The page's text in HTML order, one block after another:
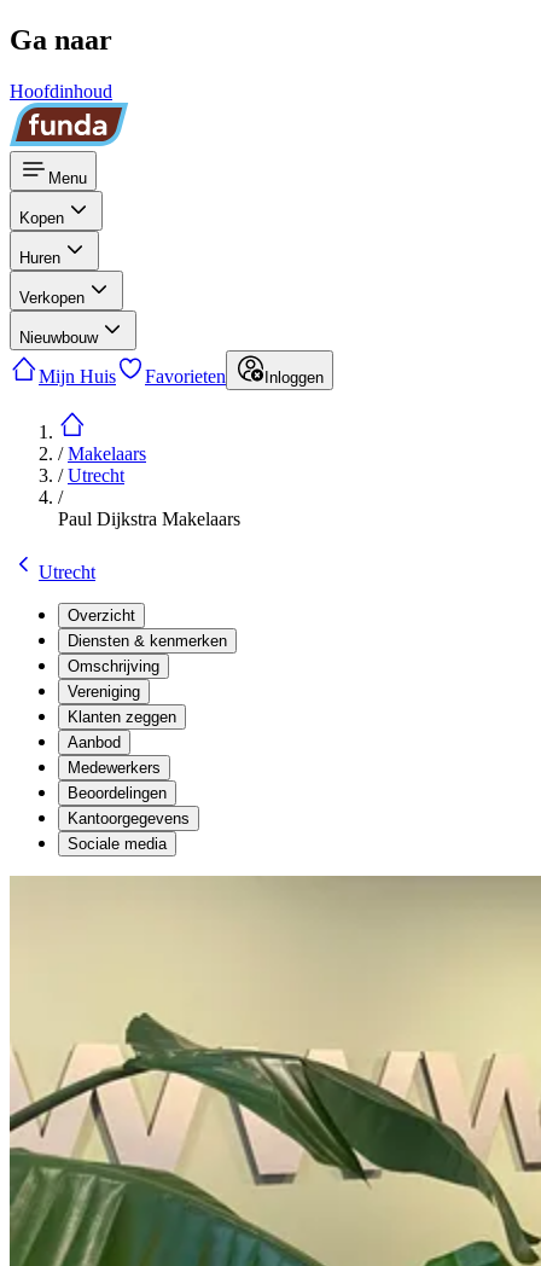
Ga naar
Hoofdinhoud
Menu
Kopen
Huren
Verkopen
Nieuwbouw
Mijn Huis Favorieten Inloggen
/Makelaars
/Utrecht
/
Paul Dijkstra Makelaars
Utrecht
Overzicht
Diensten & kenmerken
Omschrijving
Vereniging
Klanten zeggen
Aanbod
Medewerkers
Beoordelingen
Kantoorgegevens
Sociale media